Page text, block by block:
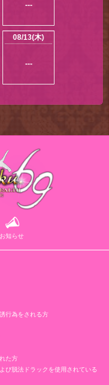
---
08/13(木)
---
お知らせ
行為をされる方
た方
び脱法ドラックを使用されている